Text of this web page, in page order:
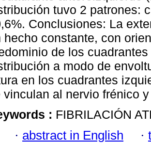
tuvo 2 patrones:
Conclusiones: La
hecho constante, con
de los
a modo de
en los cuadrantes
vinculan al nervio frénico
: FIBRILACIÓN
· abstract in English ·